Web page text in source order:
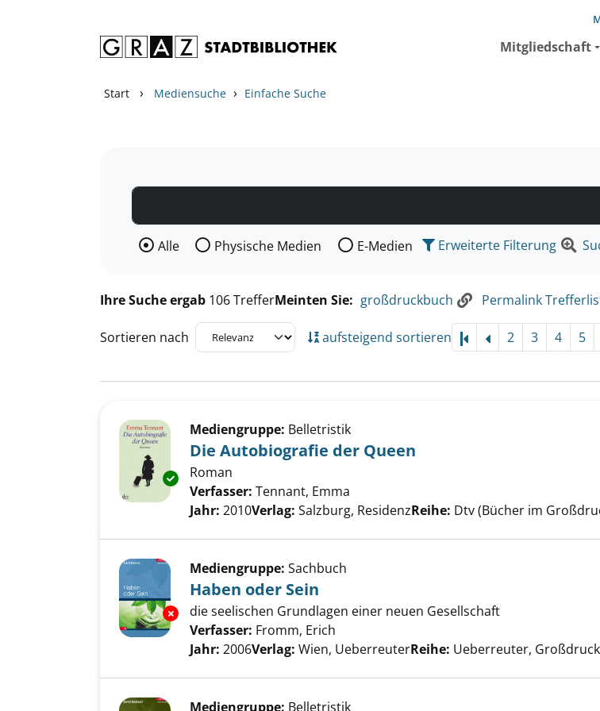
Mitgliedschaft
Start › Mediensuche › Einfache Suche
Wählen Sie die Medienart nach der Sie suchen wollen.
Alle Physische Medien E-Medien Erweiterte Filterung
Ihre Suche ergab 106 TrefferMeinten Sie: großdruckbuch Permalink
Sortieren nach aufsteigend sortieren 2 3 4 5
Exemplar-Details von Die Autobiografie der Queen anzeigen
Mediengruppe: Belletristik
Die Autobiografie der Queen
Roman
Verfasser: Tennant, Emma
Jahr: 2010Verlag: Salzburg, ResidenzReihe: Dtv (Bücher im
Exemplar-Details von Haben oder Sein anzeigen
Mediengruppe: Sachbuch
Haben oder Sein
die seelischen Grundlagen einer neuen Gesellschaft
Verfasser: Fromm, Erich
Jahr: 2006Verlag: Wien, UeberreuterReihe: Ueberreuter, Großdruck
Mediengruppe: Belletristik